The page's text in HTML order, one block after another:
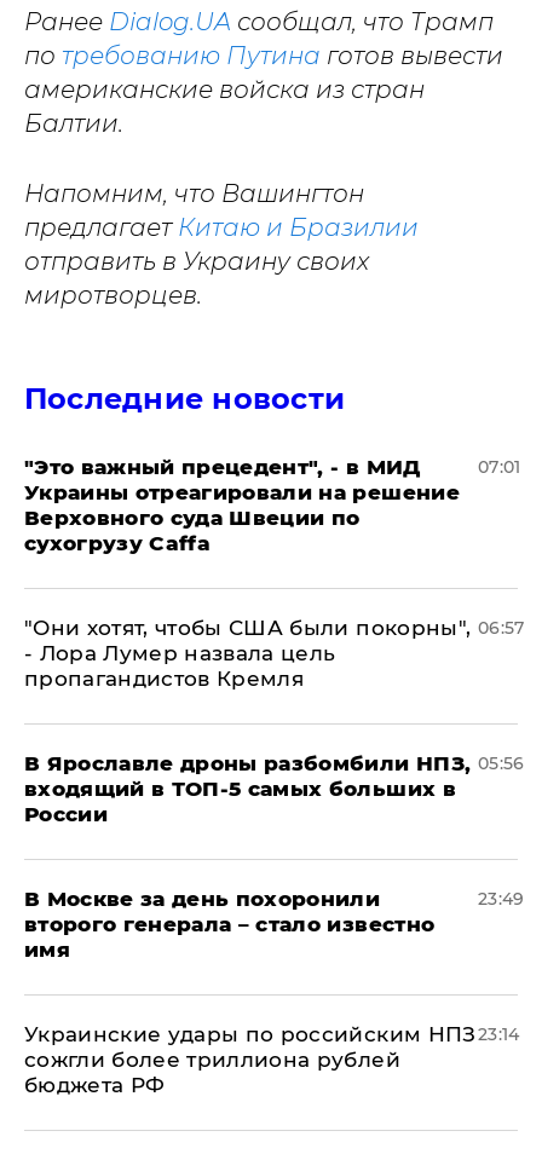
Ранее Dialog.UA сообщал, что Трамп
по требованию Путина готов вывести
американские войска из стран
Балтии.
Напомним, что Вашингтон
предлагает Китаю и Бразилии
отправить в Украину своих
миротворцев.
Последние новости
"Это важный прецедент", - в МИД
Украины отреагировали на решение
Верховного суда Швеции по
сухогрузу Caffa
07:01
"Они хотят, чтобы США были покорны",
- Лора Лумер назвала цель
пропагандистов Кремля
06:57
В Ярославле дроны разбомбили НПЗ,
входящий в ТОП-5 самых больших в
России
05:56
В Москве за день похоронили
второго генерала – стало известно
имя
23:49
Украинские удары по российским НПЗ
сожгли более триллиона рублей
бюджета РФ
23:14